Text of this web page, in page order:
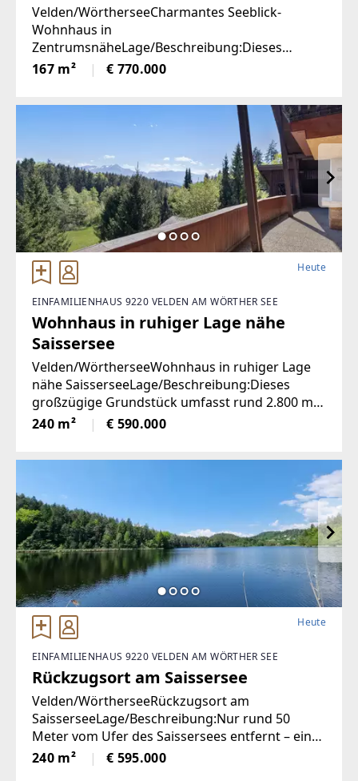
Velden/WörtherseeCharmantes Seeblick-
Wohnhaus in
ZentrumsnäheLage/Beschreibung:Dieses
charmante Wohnhaus aus den 1950er-Jahren
vereint eine hervorragende Aussichtslage mit
167 m² € 770.000
Heute
EINFAMILIENHAUS 9220 VELDEN AM WÖRTHER SEE
Wohnhaus in ruhiger Lage nähe
Saissersee
Velden/WörtherseeWohnhaus in ruhiger Lage
nähe SaisserseeLage/Beschreibung:Dieses
großzügige Grundstück umfasst rund 2.800 m²,
wovon ca. 2.400 m² als Bauland und weitere 400
m² als landwirtschaftliche Fläche gewidmet sind.
240 m² € 590.000
Heute
EINFAMILIENHAUS 9220 VELDEN AM WÖRTHER SEE
Rückzugsort am Saissersee
Velden/WörtherseeRückzugsort am
SaisserseeLage/Beschreibung:Nur rund 50
Meter vom Ufer des Saissersees entfernt – ein
paar Schritte barfuß zum Wasser – liegt ein
besonderer Ort für Menschen, die Ruhe, Natur
240 m² € 595.000